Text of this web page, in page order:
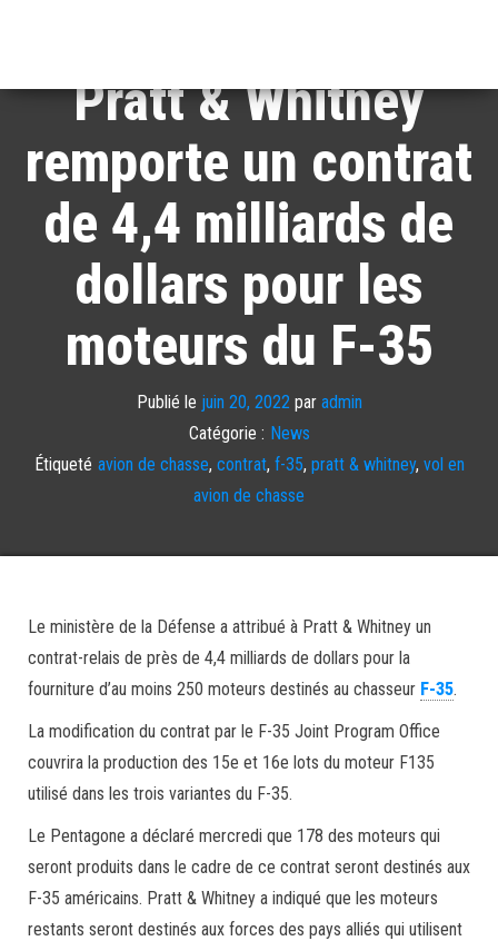
Pratt & Whitney
remporte un contrat
de 4,4 milliards de
dollars pour les
moteurs du F-35
Publié le juin 20, 2022 par admin
Catégorie : News
Étiqueté avion de chasse, contrat, f-35, pratt & whitney, vol en
avion de chasse
Le ministère de la Défense a attribué à Pratt & Whitney un
contrat-relais de près de 4,4 milliards de dollars pour la
fourniture d’au moins 250 moteurs destinés au chasseur F-35.
La modification du contrat par le F-35 Joint Program Office
couvrira la production des 15e et 16e lots du moteur F135
utilisé dans les trois variantes du F-35.
Le Pentagone a déclaré mercredi que 178 des moteurs qui
seront produits dans le cadre de ce contrat seront destinés aux
F-35 américains. Pratt & Whitney a indiqué que les moteurs
restants seront destinés aux forces des pays alliés qui utilisent